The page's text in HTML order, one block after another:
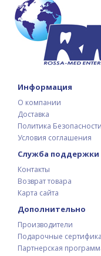
Информация
О компании
Доставка
Политика Безопасности
Условия соглашения
Служба поддержки
Контакты
Возврат товара
Карта сайта
Дополнительно
Производители
Подарочные
Партнерская